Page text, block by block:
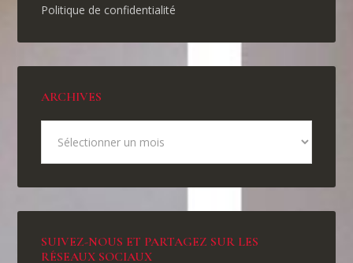
Politique de confidentialité
ARCHIVES
SUIVEZ-NOUS ET PARTAGEZ SUR LES
RÉSEAUX SOCIAUX